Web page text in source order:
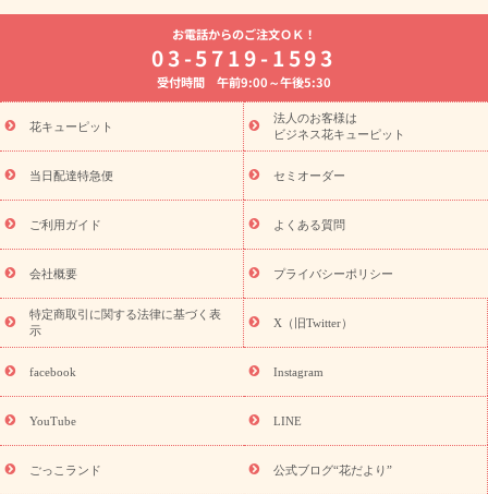
よく贈られる花
お祝いの花特集
誕生日フラワーギフト特集
8月の誕生花(トルコキキョウ)
開店・開業祝い
お供え・お悔やみ お供え・お悔やみの花
通夜・葬儀に贈る花 胡蝶蘭・花鉢
ーブドフラワー
季節のイベント
ひまわり ギフト・プレゼント
特集
お盆 花（新盆・初盆） 季節のイベント
お盆 花（新
盆・初盆）
お盆 花（新盆・初盆）
お盆・お供え 花とセットギ
フト
お盆・お供え プリザーブドフラワー
ひまわり ギフト・プ
レゼント特集
夏の花贈り・お中元・暑中見舞い 花のギフト特集
敬老の日におくる花ギフト・プレゼント特集
花ギフト・プレゼント特集
敬老の日 花のおすすめランキング
敬
老の日 花鉢植えのギフト・プレゼント特集
敬老の日 花とセットギ
フト・プレゼント特集
敬老の日の花 全てのギフト一覧
キャン
ペーン
映画『ウォーターガーディアンズ』コラボキャンペーン
「きょう誕生日なんです」キャンペーン
誕生日の花を探す
誕生日フラワーギフト 誕生日フラワーギフト特集
(トルコキキョウ)
9月の誕生花(リンドウ)
ら探す
お祝いの花特集 当日配達特急便 お祝い商品一覧
お電話からのご注文ＯＫ！
03-5719-1593
受付時間 午前9:00～午後5:30
花キューピット
法人のお客様は
ビジネス花キューピット
当日配達特急便 セミオーダー
ご利用ガイド よくある質問
会社概要 プライバシーポリシー
特定商取引に関する法律に基づく表
示
X（旧Twitter）
facebook Instagram
YouTube LINE
ごっこランド 公式ブログ“花だより”